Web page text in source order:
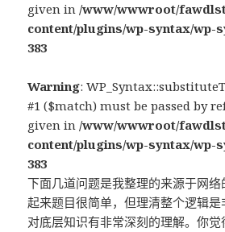
given in/www/wwwroot/
content/plugins/wp-syntax/wp-
383
Warning:
#1 ($match) must be passed by
given in/www/wwwroot/
content/plugins/wp-syntax/wp-
383
下面几道问题是我整理的来源于网
起来题目很简单，但理清整个逻辑
对底层知识有非常深刻的理解。你